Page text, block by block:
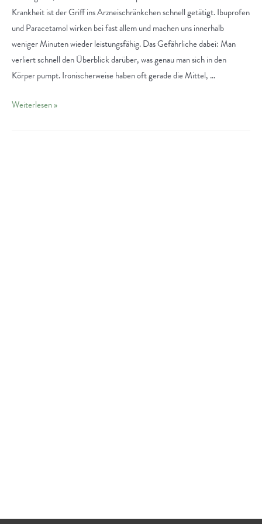
Krankheit ist der Griff ins Arzneischränkchen schnell getätigt. Ibuprofen
und Paracetamol wirken bei fast allem und machen uns innerhalb
weniger Minuten wieder leistungsfähig. Das Gefährliche dabei: Man
verliert schnell den Überblick darüber, was genau man sich in den
Körper pumpt. Ironischerweise haben oft gerade die Mittel, …
Grünes
Weiterlesen »